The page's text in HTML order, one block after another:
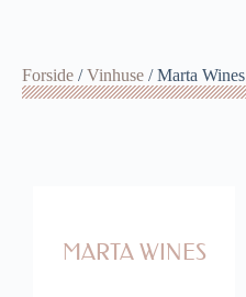
Forside /Vinhuse / Marta Wines
MARTA WINES